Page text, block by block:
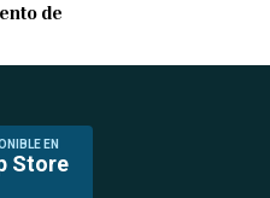
de
EN
Store